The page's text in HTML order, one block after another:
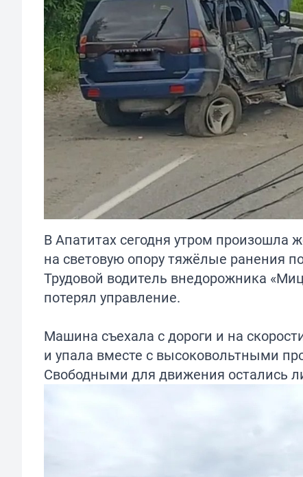
В Апатитах сегодня утром произошла
на световую опору тяжёлые ранения
Трудовой водитель внедорожника
потерял управление.
Машина съехала с дороги и на
и упала вместе с высоковольтными
Свободными для движения остались